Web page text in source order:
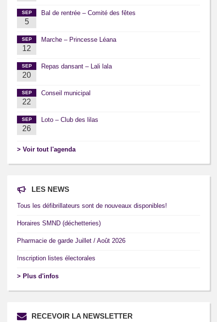
SEP
5
Bal de rentrée – Comité des fêtes
SEP
12
Marche – Princesse Léana
SEP
20
Repas dansant – Lali lala
SEP
22
Conseil municipal
SEP
26
Loto – Club des lilas
> Voir tout l'agenda
LES NEWS
Tous les défibrillateurs sont de nouveaux disponibles!
Horaires SMND (déchetteries)
Pharmacie de garde Juillet / Août 2026
Inscription listes électorales
> Plus d'infos
RECEVOIR LA NEWSLETTER